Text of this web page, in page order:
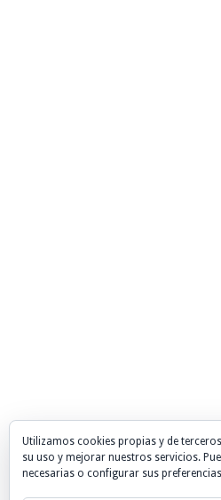
Utilizamos cookies propias y de
su uso y mejorar nuestros servicios.
necesarias o configurar sus